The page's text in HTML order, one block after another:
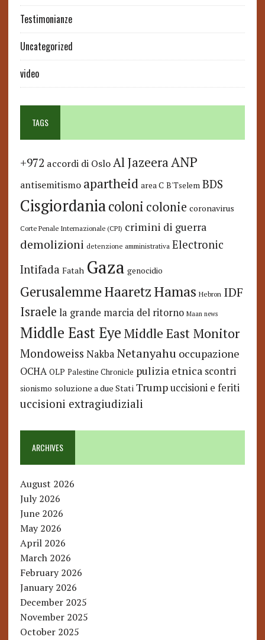
Testimonianze
Uncategorized
video
TAGS
+972 accordi di Oslo Al JazeeraANP
antisemitismo apartheid area C B'Tselem BDS
Cisgiordaniacoloni colonie coronavirus
Corte Penale Internazionale (CPI) crimini di guerra
demolizioni detenzione amministrativa Electronic
Intifada Fatah Gaza genocidio
GerusalemmeHaaretzHamas Hebron IDF
Israele la grande marcia del ritorno Maan news
Middle East Eye Middle East Monitor
Mondoweiss Nakba Netanyahu occupazione
OCHA OLP Palestine Chronicle pulizia etnica scontri
sionismo soluzione a due Stati Trump uccisioni e feriti
uccisioni extragiudiziali
ARCHIVES
August 2026
July 2026
June 2026
May 2026
April 2026
March 2026
February 2026
January 2026
December 2025
November 2025
October 2025